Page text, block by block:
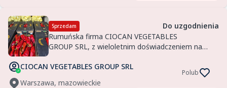
Sprzedam
Do uzgodnienia
Rumuńska firma CIOCAN VEGETABLES
GROUP SRL, z wieloletnim doświadczeniem na
dostawy 2-3 dni, oferujemy
CIOCAN VEGETABLES GROUP SRL
Warszawa, mazowieckie
Polub